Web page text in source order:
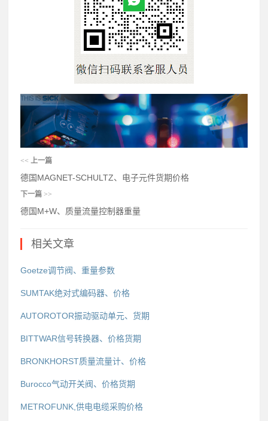
<< 上一篇
德国MAGNET-SCHULTZ、电子元件货期价格
下一篇 >>
德国M+W、质量流量控制器重量
相关文章
Goetze调节阀、重量参数
SUMTAK绝对式编码器、价格
AUTOROTOR振动驱动单元、货期
BITTWAR信号转换器、价格货期
BRONKHORST质量流量计、价格
Burocco气动开关阀、价格货期
METROFUNK,供电电缆采购价格